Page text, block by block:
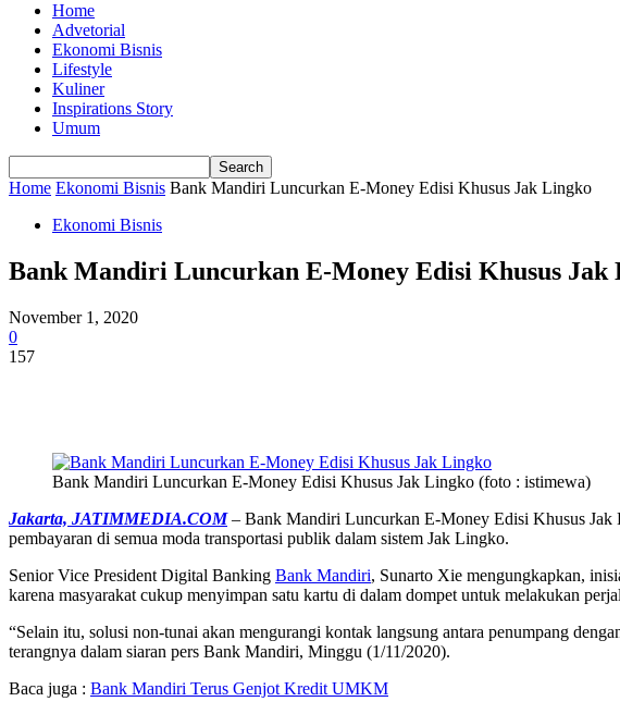
Home
Advetorial
Ekonomi Bisnis
Lifestyle
Kuliner
Inspirations Story
Umum
Home Ekonomi Bisnis Bank Mandiri Luncurkan E-Money Edisi Khusus Jak Lingko
Ekonomi Bisnis
Bank Mandiri Luncurkan E-Money Edisi Khusus Jak
November 1, 2020
0
157
Bank Mandiri Luncurkan E-Money Edisi Khusus Jak Lingko (foto : istimewa)
Jakarta, JATIMMEDIA.COM– Bank Mandiri Luncurkan E-Money Edisi Khusus Jak
pembayaran di semua moda transportasi publik dalam sistem Jak Lingko.
Senior Vice President Digital Banking Bank Mandiri, Sunarto Xie mengungkapkan,
karena masyarakat cukup menyimpan satu kartu di dalam dompet untuk melakukan
“Selain itu, solusi non-tunai akan mengurangi kontak langsung antara penumpang
terangnya dalam siaran pers Bank Mandiri, Minggu (1/11/2020).
Baca juga : Bank Mandiri Terus Genjot Kredit UMKM